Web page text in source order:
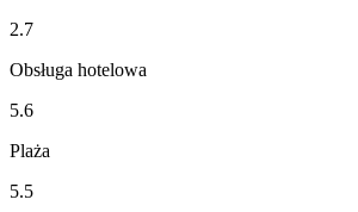
2.7
Obsługa hotelowa
5.6
Plaża
5.5